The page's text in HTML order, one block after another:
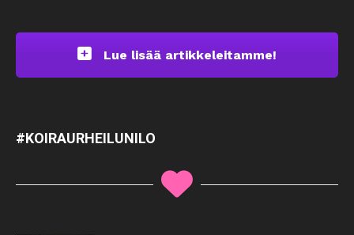
Lue lisää artikkeleitamme!
#KOIRAURHEILUNILO